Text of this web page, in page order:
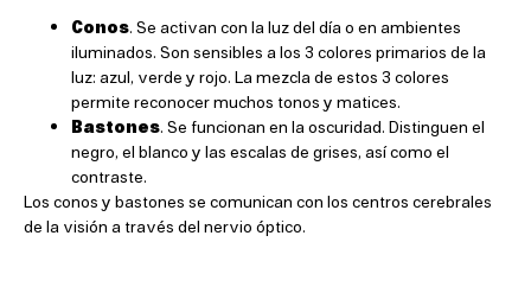
Conos. Se activan con la luz del día o en ambientes
iluminados. Son sensibles a los 3 colores primarios de la
luz: azul, verde y rojo. La mezcla de estos 3 colores
permite reconocer muchos tonos y matices.
Bastones. Se funcionan en la oscuridad. Distinguen el
negro, el blanco y las escalas de grises, así como el
contraste.
Los conos y bastones se comunican con los centros cerebrales
de la visión a través del nervio óptico.